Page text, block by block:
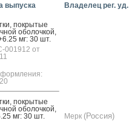
выпуска Владелец рег. уд.
пок­ры­тые
обо­лоч­кой,
мг: 30 шт.
001912 от
пок­ры­тые
обо­лоч­кой,
мг: 30 шт.
Мерк (Россия)